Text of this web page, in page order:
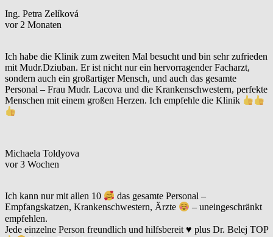
Ing. Petra Zelíková
vor 2 Monaten
Ich habe die Klinik zum zweiten Mal besucht und bin sehr zufrieden
mit Mudr.Dziuban. Er ist nicht nur ein hervorragender Facharzt,
sondern auch ein großartiger Mensch, und auch das gesamte
Personal – Frau Mudr. Lacova und die Krankenschwestern, perfekte
Menschen mit einem großen Herzen. Ich empfehle die Klinik
Michaela Toldyova
vor 3 Wochen
Ich kann nur mit allen 10
das gesamte Personal –
Empfangskatzen, Krankenschwestern, Ärzte
– uneingeschränkt
empfehlen.
Jede einzelne Person freundlich und hilfsbereit ♥️ plus Dr. Belej TOP